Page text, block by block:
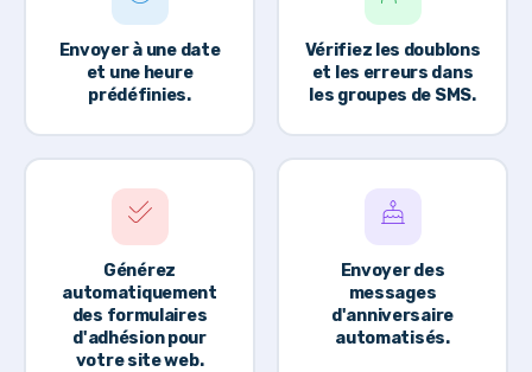
Envoyer à une date
et une heure
prédéfinies.
Vérifiez les doublons
et les erreurs dans
les groupes de SMS.
Générez
automatiquement
des formulaires
d'adhésion pour
votre site web.
Envoyer des
messages
d'anniversaire
automatisés.